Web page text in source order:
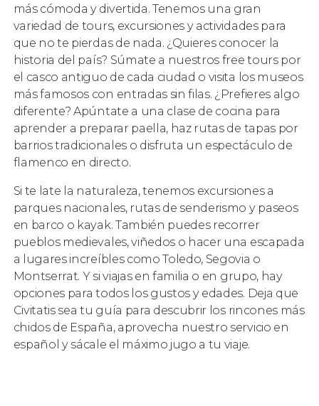
más cómoda y divertida. Tenemos una gran
variedad de tours, excursiones y actividades para
que no te pierdas de nada. ¿Quieres conocer la
historia del país? Súmate a nuestros free tours por
el casco antiguo de cada ciudad o visita los museos
más famosos con entradas sin filas. ¿Prefieres algo
diferente? Apúntate a una clase de cocina para
aprender a preparar paella, haz rutas de tapas por
barrios tradicionales o disfruta un espectáculo de
flamenco en directo.
Si te late la naturaleza, tenemos excursiones a
parques nacionales, rutas de senderismo y paseos
en barco o kayak. También puedes recorrer
pueblos medievales, viñedos o hacer una escapada
a lugares increíbles como Toledo, Segovia o
Montserrat. Y si viajas en familia o en grupo, hay
opciones para todos los gustos y edades. Deja que
Civitatis sea tu guía para descubrir los rincones más
chidos de España, aprovecha nuestro servicio en
español y sácale el máximo jugo a tu viaje.